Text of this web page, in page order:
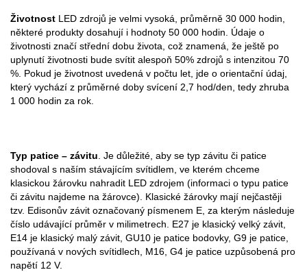
Životnost LED zdrojů je velmi vysoká, průměrně 30 000 hodin,
některé produkty dosahují i hodnoty 50 000 hodin. Údaje o
životnosti značí střední dobu života, což znamená, že ještě po
uplynutí životnosti bude svítit alespoň 50% zdrojů s intenzitou 70
%. Pokud je životnost uvedená v počtu let, jde o orientační údaj,
který vychází z průměrné doby svícení 2,7 hod/den, tedy zhruba
1 000 hodin za rok.
Typ patice – závitu. Je důležité, aby se typ závitu či patice
shodoval s naším stávajícím svítidlem, ve kterém chceme
klasickou žárovku nahradit LED zdrojem (informaci o typu patice
či závitu najdeme na žárovce). Klasické žárovky mají nejčastěji
tzv. Edisonův závit označovaný písmenem E, za kterým následuje
číslo udávající průměr v milimetrech. E27 je klasický velký závit,
E14 je klasický malý závit, GU10 je patice bodovky, G9 je patice,
používaná v nových svítidlech, M16, G4 je patice uzpůsobená pro
napětí 12 V.